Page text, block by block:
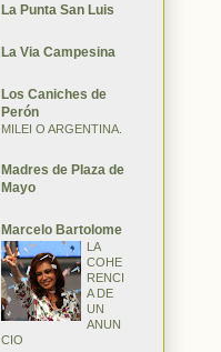
La Punta San Luis
La Via Campesina
Los Caniches de
Perón
MILEI O ARGENTINA.
Madres de Plaza de
Mayo
Marcelo Bartolome
LA
COHE
RENCI
A DE
UN
ANUN
CIO